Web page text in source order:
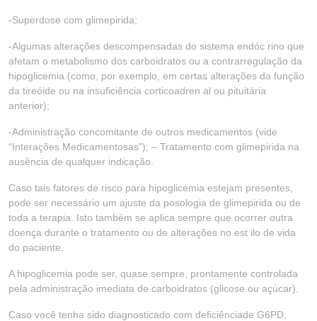
-Superdose com glimepirida;
-Algumas alterações descompensadas do sistema endóc rino que
afetam o metabolismo dos carboidratos ou a contrarregulação da
hipoglicemia (como, por exemplo, em certas alterações da função
da tireóide ou na insuficiência corticoadren al ou pituitária
anterior);
-Administração concomitante de outros medicamentos (vide
“Interações Medicamentosas”); – Tratamento com glimepirida na
ausência de qualquer indicação.
Caso tais fatores de risco para hipoglicemia estejam presentes,
pode ser necessário um ajuste da posologia de glimepirida ou de
toda a terapia. Isto também se aplica sempre que ocorrer outra
doença durante o tratamento ou de alterações no est ilo de vida
do paciente.
A hipoglicemia pode ser, quase sempre, prontamente controlada
pela administração imediata de carboidratos (glicose ou açúcar).
Caso você tenha sido diagnosticado com deficiênciade G6PD,